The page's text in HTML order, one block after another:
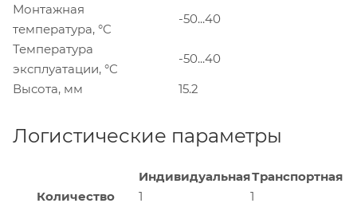
Монтажная
температура, °C
-50...40
Температура
эксплуатации, °C
-50...40
Высота, мм
15.2
Логистические параметры
ИндивидуальнаяТранспортная
Количество
1
1